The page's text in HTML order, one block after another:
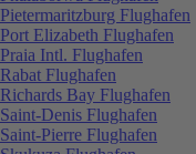
Pietermaritzburg Flughafen
Port Elizabeth Flughafen
Praia Intl. Flughafen
Rabat Flughafen
Richards Bay Flughafen
Saint-Denis Flughafen
Saint-Pierre Flughafen